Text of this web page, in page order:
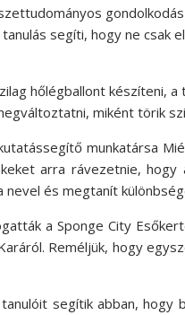
segíti, hogy ne csak
hőlégballont készíteni,
miként törik
munkatársa
arra rávezetnie, hogy
nevel és megtanít
a Sponge City
Reméljük, hogy
segítik abban, hogy